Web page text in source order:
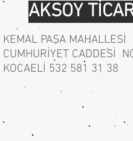
AKSOY
KEMAL PAŞA MAHALLESİ
CUMHURİYET CADDESİ
KOCAELİ 532 581 31 38